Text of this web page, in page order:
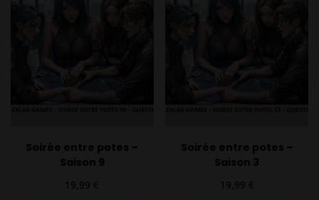
Soirée entre potes –
Saison 9
19,99 €
Soirée entre potes –
Saison 3
19,99 €